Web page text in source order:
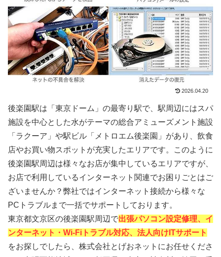
2026.04.20
後楽園駅は「東京ドーム」の最寄り駅で、駅周辺にはスパ
施設を中心とした水がテーマの総合アミューズメント施設
「ラクーア」や駅ビル「メトロエム後楽園」があり、飲食
店やお買い物スポットが充実したエリアです。このように
後楽園駅周辺は様々なお店が集中しているエリアですが、
お店で利用しているインターネット関連でお困りごとはご
ざいませんか？弊社ではインターネット接続から様々な
PCトラブルまで一括でサポートしております。
東京都文京区の後楽園駅周辺で出張パソコン設定修理、イ
ンターネット・Wi-Fiトラブル対応、法人向けITサポート
をお探しでしたら、株式会社とげおネットにお任せくださ